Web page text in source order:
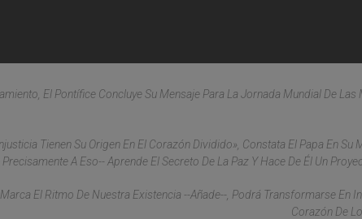
El Pontífice Concluye Su Mensaje Para La Jornada Mundial De
Tienen Su Origen En El Corazón Dividido», Constata El Papa En
A Eso-- Aprende El Secreto De La Paz Y Hace De Él Un
El Ritmo De Nuestra Existencia --Añade--, Podrá Transformarse En
Corazón De